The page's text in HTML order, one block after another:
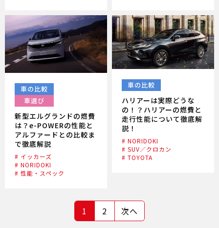
車の比較
車選び
新型エルグランドの燃費
は？e-POWERの性能と
アルファードとの比較ま
で徹底解説
# イッカーズ
# NORIDOKI
# 性能・スペック
車の比較
ハリアーは実際どうな
の！？ハリアーの燃費と
走行性能について徹底解
説！
# NORIDOKI
# SUV／クロカン
# TOYOTA
1 2 次へ